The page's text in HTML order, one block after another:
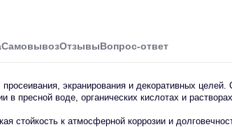
СамовывозОтзывыВопрос-ответ
экранирования и декоративных
в пресной воде, органических кислотах и
стойкость к атмосферной коррозии и